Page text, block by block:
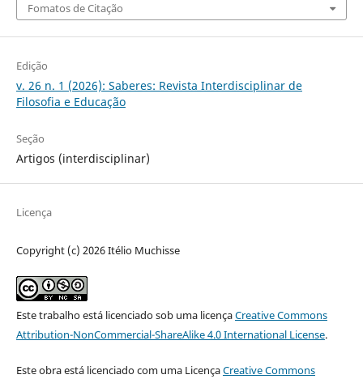
Fomatos de Citação
Edição
v. 26 n. 1 (2026): Saberes: Revista Interdisciplinar de
Filosofia e Educação
Seção
Artigos (interdisciplinar)
Licença
Copyright (c) 2026 Itélio Muchisse
Este trabalho está licenciado sob uma licençaCreative Commons
Attribution-NonCommercial-ShareAlike 4.0 International License.
Este obra está licenciado com uma LicençaCreative Commons